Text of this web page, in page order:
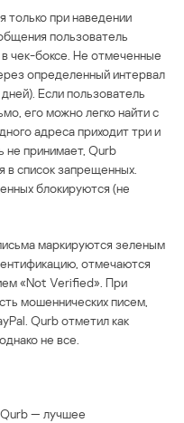
только при наведении
пользователь
чек-боксе. Не отмеченные
определенный интервал
Если пользователь
его можно легко найти с
адреса приходит три и
не принимает, Qurb
в список запрещенных.
блокируются (не
маркируются зеленым
отмечаются
«Not Verified». При
мошеннических писем,
Qurb отметил как
не все.
— лучшее